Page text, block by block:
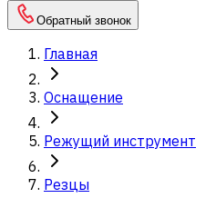
Обратный звонок
Главная
Оснащение
Режущий инструмент
Резцы